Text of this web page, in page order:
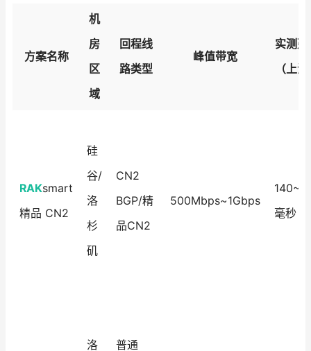
方案名称
机
房
区
域
回程线
路类型
峰值带宽
实测延
（上
RAKsmart
精品 CN2
硅
谷/
洛
杉
矶
CN2
BGP/精
品CN2
500Mbps~1Gbps
毫秒
洛 普通